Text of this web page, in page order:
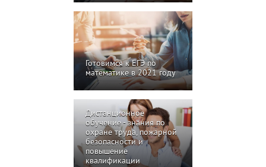
Готовимся к ЕГЭ по
математике в 2021 году
Дистанционное
обучение - знания по
охране труда, пожарной
безопасности и
повышение
квалификации